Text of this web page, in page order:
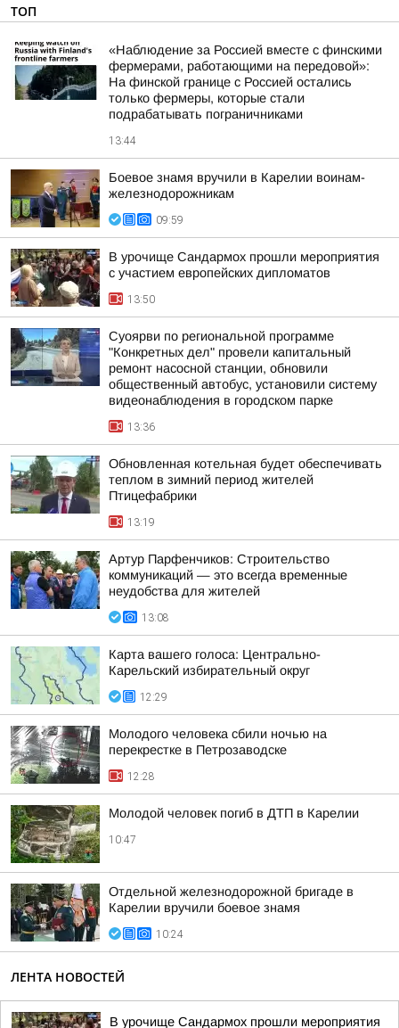
ТОП
«Наблюдение за Россией вместе с финскими
фермерами, работающими на передовой»:
На финской границе с Россией остались
только фермеры, которые стали
подрабатывать пограничниками
13:44
Боевое знамя вручили в Карелии воинам-
железнодорожникам
09:59
В урочище Сандармох прошли мероприятия
с участием европейских дипломатов
13:50
Суоярви по региональной программе
"Конкретных дел" провели капитальный
ремонт насосной станции, обновили
общественный автобус, установили систему
видеонаблюдения в городском парке
13:36
Обновленная котельная будет обеспечивать
теплом в зимний период жителей
Птицефабрики
13:19
Артур Парфенчиков: Строительство
коммуникаций — это всегда временные
неудобства для жителей
13:08
Карта вашего голоса: Центрально-
Карельский избирательный округ
12:29
Молодого человека сбили ночью на
перекрестке в Петрозаводске
12:28
Молодой человек погиб в ДТП в Карелии
10:47
Отдельной железнодорожной бригаде в
Карелии вручили боевое знамя
10:24
ЛЕНТА НОВОСТЕЙ
В урочище Сандармох прошли мероприятия